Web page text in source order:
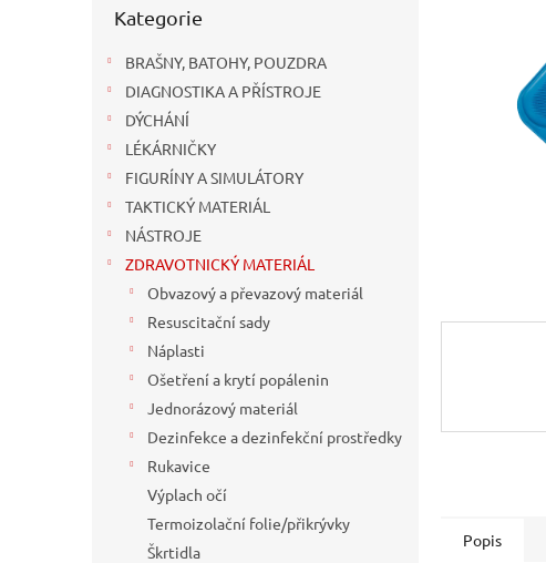
kategorie
Kategorie
BRAŠNY, BATOHY, POUZDRA
DIAGNOSTIKA A PŘÍSTROJE
DÝCHÁNÍ
LÉKÁRNIČKY
FIGURÍNY A SIMULÁTORY
TAKTICKÝ MATERIÁL
NÁSTROJE
ZDRAVOTNICKÝ MATERIÁL
Obvazový a převazový materiál
Resuscitační sady
Náplasti
Ošetření a krytí popálenin
Jednorázový materiál
Dezinfekce a dezinfekční prostředky
Rukavice
Výplach očí
Termoizolační folie/přikrývky
Škrtidla
Popis